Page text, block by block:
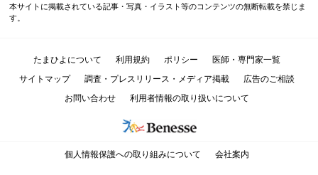
本サイトに掲載されている記事・写真・イラスト等のコンテンツの無断転載を禁じま
す。
たまひよについて 利用規約 ポリシー
医師・専門家一覧
サイトマップ
調査・プレスリリース・メディア掲載
広告のご相談
お問い合わせ
利用者情報の取り扱いについて
個人情報保護への取り組みについて 会社案内